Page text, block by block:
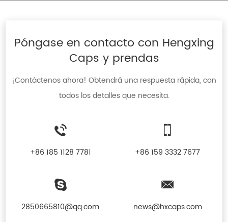
Póngase en contacto con Hengxing
Caps y prendas
¡Contáctenos ahora! Obtendrá una respuesta rápida, con
todos los detalles que necesita.
+86 185 1128 7781 +86 159 3332 7677
2850665810@qq.com news@hxcaps.com